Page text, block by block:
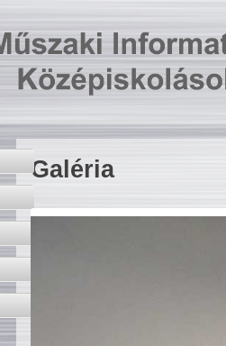
Galéria